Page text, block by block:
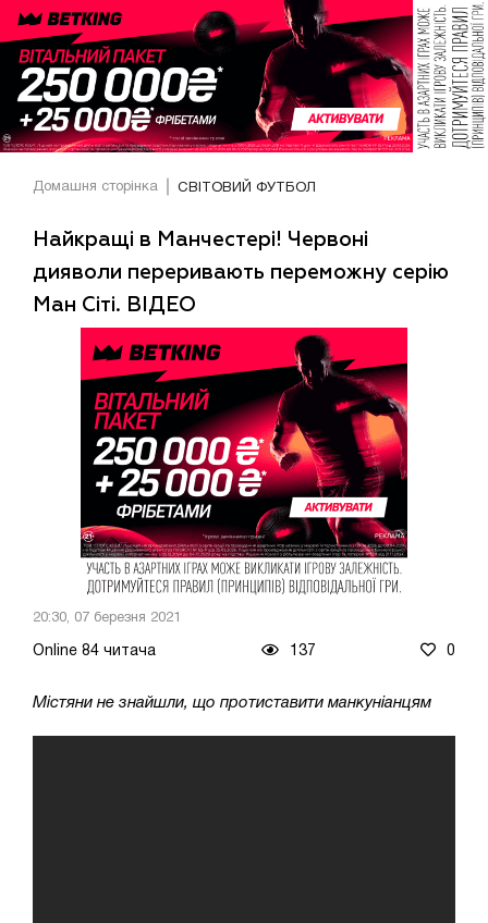
Домашня сторінка СВІТОВИЙ ФУТБОЛ
Найкращі в Манчестері! Червоні
дияволи переривають переможну серію
Ман Сіті. ВІДЕО
20:30, 07 березня 2021
Online 84 читача 137 0
Містяни не знайшли, що протиставити манкуніанцям